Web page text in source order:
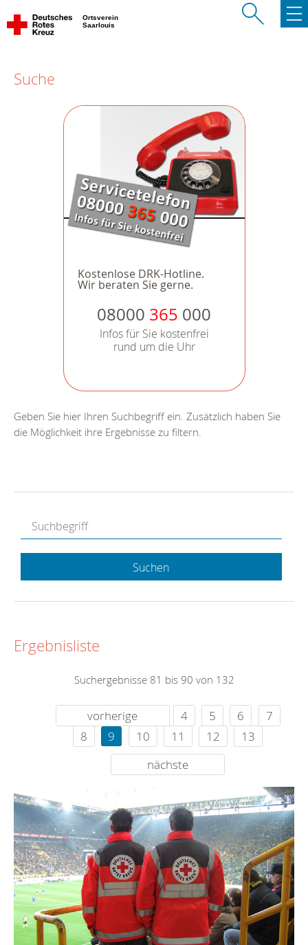
Ortsverein
Saarlouis
Suche
Kostenlose DRK-Hotline.
Wir beraten Sie gerne.
08000 365 000
Infos für Sie kostenfrei
rund um die Uhr
Geben Sie hier Ihren Suchbegriff ein. Zusätzlich haben Sie
die Möglichkeit ihre Ergebnisse zu filtern.
Suchen
Ergebnisliste
Suchergebnisse 81 bis 90 von 132
vorherige 4 5 6
7
8
9 10 11 12
13
nächste